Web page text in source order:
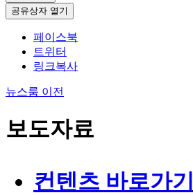
공유상자 열기
페이스북
트위터
링크복사
뉴스룸 이전
보도자료
컨텐츠 바로가기